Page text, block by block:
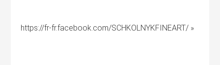
https://fr-fr.facebook.com/SCHKOLNYKFINEART/ »